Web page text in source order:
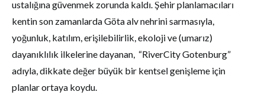
ustalığına güvenmek zorunda kaldı. Şehir planlamacıları
kentin son zamanlarda Göta alv nehrini sarmasıyla,
yoğunluk, katılım, erişilebilirlik, ekoloji ve (umarız)
dayanıklılık ilkelerine dayanan, “RiverCity Gotenburg”
adıyla, dikkate değer büyük bir kentsel genişleme için
planlar ortaya koydu.